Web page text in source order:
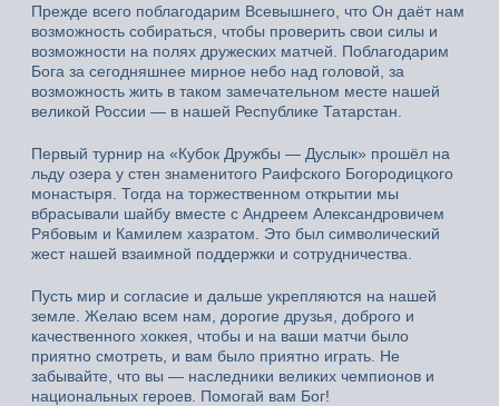
Прежде всего поблагодарим Всевышнего, что Он даёт нам
возможность собираться, чтобы проверить свои силы и
возможности на полях дружеских матчей. Поблагодарим
Бога за сегодняшнее мирное небо над головой, за
возможность жить в таком замечательном месте нашей
великой России — в нашей Республике Татарстан.
Первый турнир на «Кубок Дружбы — Дуслык» прошёл на
льду озера у стен знаменитого Раифского Богородицкого
монастыря. Тогда на торжественном открытии мы
вбрасывали шайбу вместе с Андреем Александровичем
Рябовым и Камилем хазратом. Это был символический
жест нашей взаимной поддержки и сотрудничества.
Пусть мир и согласие и дальше укрепляются на нашей
земле. Желаю всем нам, дорогие друзья, доброго и
качественного хоккея, чтобы и на ваши матчи было
приятно смотреть, и вам было приятно играть. Не
забывайте, что вы — наследники великих чемпионов и
национальных героев. Помогай вам Бог!